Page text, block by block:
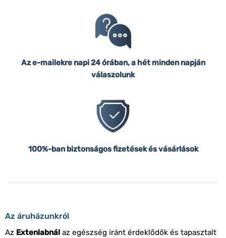
Az e-mailekre napi 24 órában, a hét minden napján
válaszolunk
100%-ban biztonságos fizetések és vásárlások
Az áruházunkról
Az Extenlabnálaz egészség iránt érdeklődők és tapasztalt